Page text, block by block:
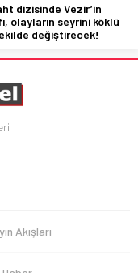
dizisinde Vezir’in
olayların seyrini köklü
değiştirecek!
Akışları